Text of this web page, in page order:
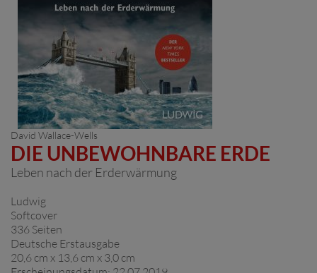
David Wallace-Wells
DIE UNBEWOHNBARE ERDE
Leben nach der Erderwärmung
Ludwig
Softcover
336 Seiten
Deutsche Erstausgabe
20,6 cm x 13,6 cm x 3,0 cm